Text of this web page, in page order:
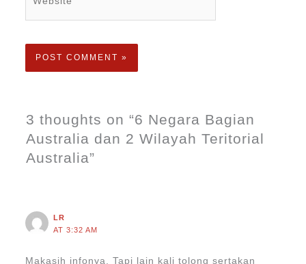
3 thoughts on “6 Negara Bagian
Australia dan 2 Wilayah Teritorial
Australia”
LR
AT 3:32 AM
Makasih infonya. Tapi lain kali tolong sertakan